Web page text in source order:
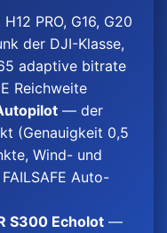
PRO, G16, G20
der DJI-Klasse,
adaptive bitrate
Reichweite
— der
(Genauigkeit 0,5
Wind- und
Auto-
S300 Echolot —